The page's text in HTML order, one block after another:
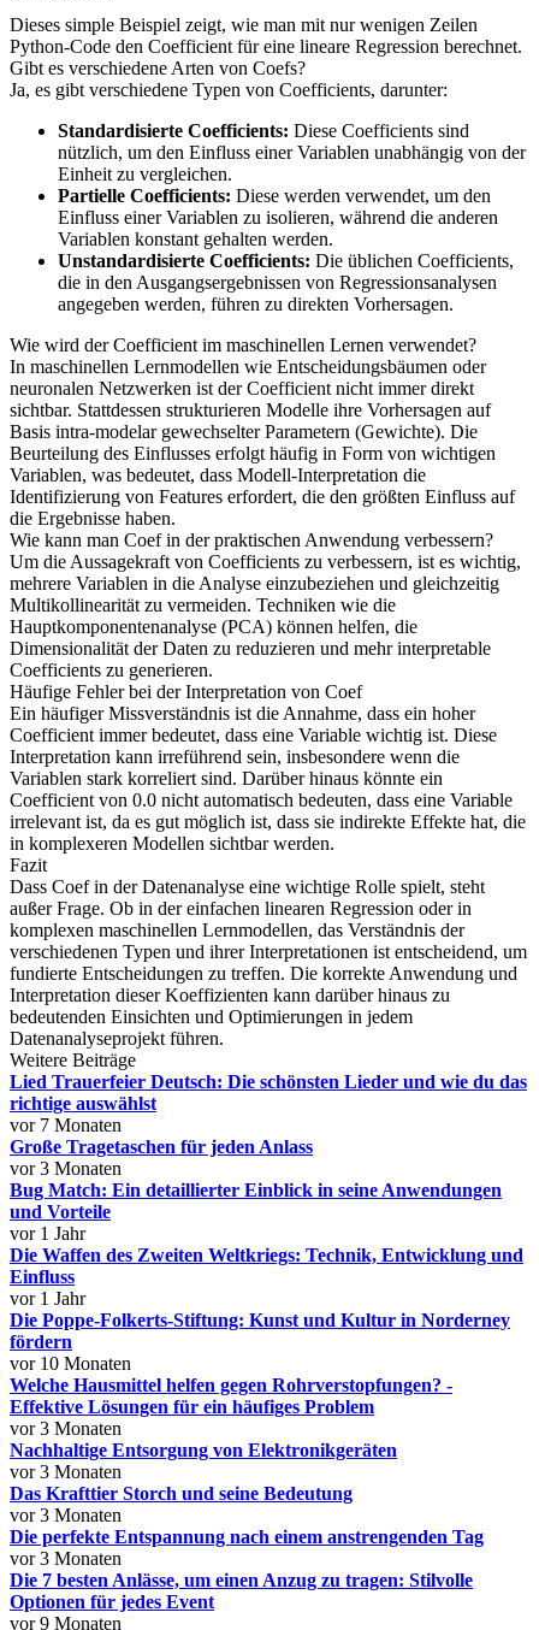
Dieses simple Beispiel zeigt, wie man mit nur wenigen Zeilen
Python-Code den Coefficient für eine lineare Regression berechnet.
Gibt es verschiedene Arten von Coefs?
Ja, es gibt verschiedene Typen von Coefficients, darunter:
Standardisierte Coefficients: Diese Coefficients sind
nützlich, um den Einfluss einer Variablen unabhängig von der
Einheit zu vergleichen.
Partielle Coefficients: Diese werden verwendet, um den
Einfluss einer Variablen zu isolieren, während die anderen
Variablen konstant gehalten werden.
Unstandardisierte Coefficients: Die üblichen Coefficients,
die in den Ausgangsergebnissen von Regressionsanalysen
angegeben werden, führen zu direkten Vorhersagen.
Wie wird der Coefficient im maschinellen Lernen verwendet?
In maschinellen Lernmodellen wie Entscheidungsbäumen oder
neuronalen Netzwerken ist der Coefficient nicht immer direkt
sichtbar. Stattdessen strukturieren Modelle ihre Vorhersagen auf
Basis intra-modelar gewechselter Parametern (Gewichte). Die
Beurteilung des Einflusses erfolgt häufig in Form von wichtigen
Variablen, was bedeutet, dass Modell-Interpretation die
Identifizierung von Features erfordert, die den größten Einfluss auf
die Ergebnisse haben.
Wie kann man Coef in der praktischen Anwendung verbessern?
Um die Aussagekraft von Coefficients zu verbessern, ist es wichtig,
mehrere Variablen in die Analyse einzubeziehen und gleichzeitig
Multikollinearität zu vermeiden. Techniken wie die
Hauptkomponentenanalyse (PCA) können helfen, die
Dimensionalität der Daten zu reduzieren und mehr interpretable
Coefficients zu generieren.
Häufige Fehler bei der Interpretation von Coef
Ein häufiger Missverständnis ist die Annahme, dass ein hoher
Coefficient immer bedeutet, dass eine Variable wichtig ist. Diese
Interpretation kann irreführend sein, insbesondere wenn die
Variablen stark korreliert sind. Darüber hinaus könnte ein
Coefficient von 0.0 nicht automatisch bedeuten, dass eine Variable
irrelevant ist, da es gut möglich ist, dass sie indirekte Effekte hat, die
in komplexeren Modellen sichtbar werden.
Fazit
Dass Coef in der Datenanalyse eine wichtige Rolle spielt, steht
außer Frage. Ob in der einfachen linearen Regression oder in
komplexen maschinellen Lernmodellen, das Verständnis der
verschiedenen Typen und ihrer Interpretationen ist entscheidend, um
fundierte Entscheidungen zu treffen. Die korrekte Anwendung und
Interpretation dieser Koeffizienten kann darüber hinaus zu
bedeutenden Einsichten und Optimierungen in jedem
Datenanalyseprojekt führen.
Weitere Beiträge
Lied Trauerfeier Deutsch: Die schönsten Lieder und wie du das
richtige auswählst
vor 7 Monaten
Große Tragetaschen für jeden Anlass
vor 3 Monaten
Bug Match: Ein detaillierter Einblick in seine Anwendungen
und Vorteile
vor 1 Jahr
Die Waffen des Zweiten Weltkriegs: Technik, Entwicklung und
Einfluss
vor 1 Jahr
Die Poppe-Folkerts-Stiftung: Kunst und Kultur in Norderney
fördern
vor 10 Monaten
Welche Hausmittel helfen gegen Rohrverstopfungen? -
Effektive Lösungen für ein häufiges Problem
vor 3 Monaten
Nachhaltige Entsorgung von Elektronikgeräten
vor 3 Monaten
Das Krafttier Storch und seine Bedeutung
vor 3 Monaten
Die perfekte Entspannung nach einem anstrengenden Tag
vor 3 Monaten
Die 7 besten Anlässe, um einen Anzug zu tragen: Stilvolle
Optionen für jedes Event
vor 9 Monaten